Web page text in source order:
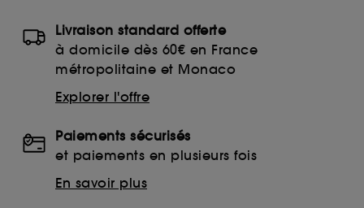
Livraison standard offerte
à domicile dès 60€ en France
métropolitaine et Monaco
Explorer l'offre
Paiements sécurisés
et paiements en plusieurs fois
En savoir plus